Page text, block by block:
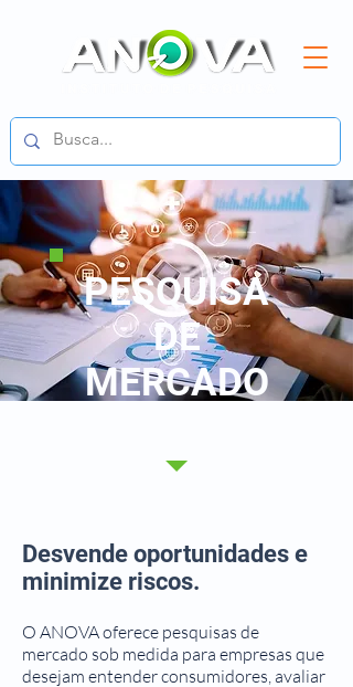
PESQUISA
DE
MERCADO
Desvende oportunidades e
minimize riscos.
O ANOVA oferece pesquisas de
mercado sob medida para empresas que
desejam entender consumidores, avaliar